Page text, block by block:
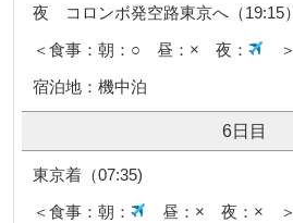
夜 コロンボ発空路東京へ（19:15）
＜食事：朝：○ 昼：× 夜：
＞
宿泊地：機中泊
6日目
東京着（07:35)
＜食事：朝：
昼：× 夜：× ＞